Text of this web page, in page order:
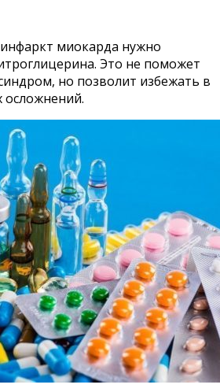
миокарда нужно
Это не поможет
но позволит избежать в